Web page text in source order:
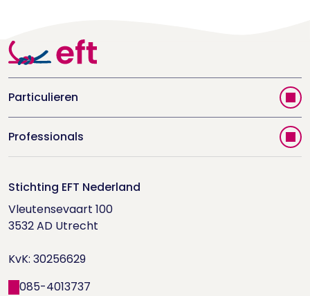
Particulieren
Vind jouw therapeut
Videoportal
Doe de relatietest
Houd me Vast-bijeenkomsten
Professionals
Trainingen
Supervisorenlijst
Nieuwsbrief ontvangen?
Wetenschappelijk onderzoek
Stichting EFT Nederland
Vleutensevaart 100
3532 AD Utrecht
KvK: 30256629
085-4013737